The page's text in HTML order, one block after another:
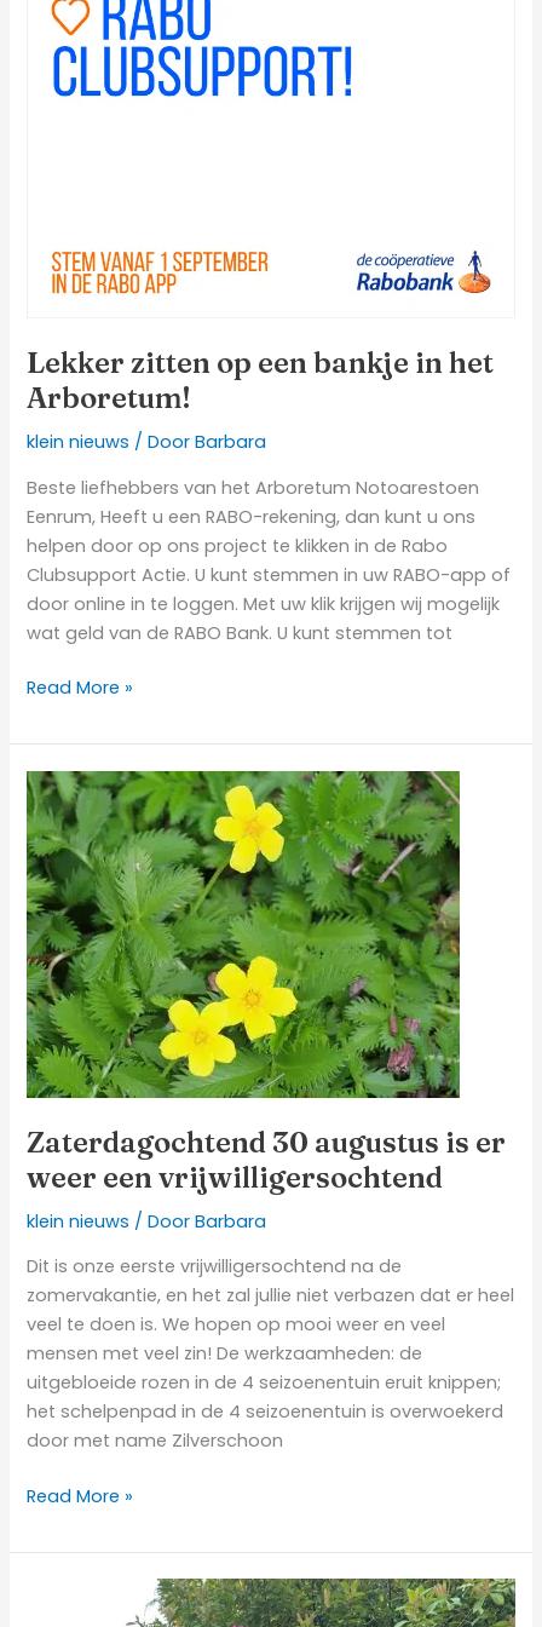
Lekker zitten op een bankje in het
Arboretum!
klein nieuws / DoorBarbara
Beste liefhebbers van het Arboretum Notoarestoen
Eenrum, Heeft u een RABO-rekening, dan kunt u ons
helpen door op ons project te klikken in de Rabo
Clubsupport Actie. U kunt stemmen in uw RABO-app of
door online in te loggen. Met uw klik krijgen wij mogelijk
wat geld van de RABO Bank. U kunt stemmen tot
Read More »
Zaterdagochtend 30 augustus is er
weer een vrijwilligersochtend
klein nieuws / DoorBarbara
Dit is onze eerste vrijwilligersochtend na de
zomervakantie, en het zal jullie niet verbazen dat er heel
veel te doen is. We hopen op mooi weer en veel
mensen met veel zin! De werkzaamheden: de
uitgebloeide rozen in de 4 seizoenentuin eruit knippen;
het schelpenpad in de 4 seizoenentuin is overwoekerd
door met name Zilverschoon
Zaterdagochtend
30
augustus
is
er
weer
een
vrijwilligersochtend
Read More »